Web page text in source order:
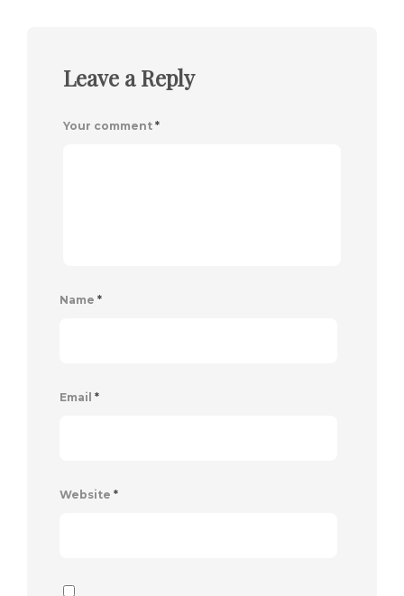
Leave a Reply
Your comment *
Name *
Email *
Website *